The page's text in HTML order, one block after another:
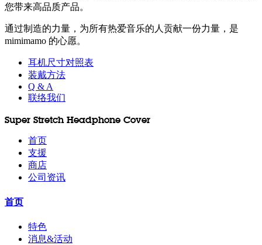
您带来高品质产品。
通过制造的力量，为所有热爱音乐的人贡献一份力量，是
mimimamo 的心愿。
耳机尺寸对照表
装戴方法
Q & A
联络我们
Super Stretch Headphone Cover
首页
支援
商店
公司资讯
首页
特色
消息&活动